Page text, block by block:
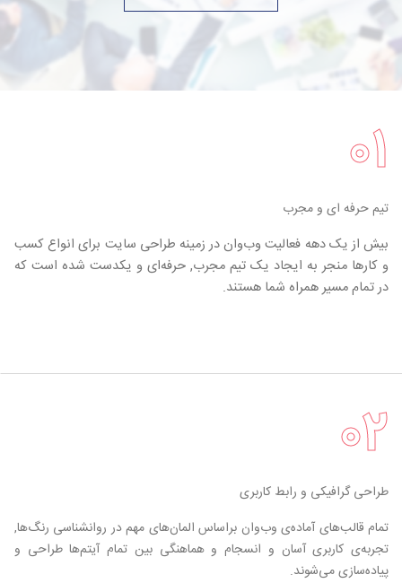
۰۱
تیم حرفه ای و مجرب
بیش از یک دهه فعالیت وب‌وان در زمینه طراحی سایت برای انواع کسب
و کارها منجر به ایجاد یک تیم مجرب, حرفه‌ای و یکدست شده است که
در تمام مسیر همراه شما هستند.
۰۲
طراحی گرافیکی و رابط کاربری
تمام قالب‌های آماده‌ی وب‌وان براساس المان‌های مهم در روانشناسی رنگ‌ها,
تجربه‌ی کاربری آسان و انسجام و هماهنگی بین تمام آیتم‌ها طراحی و
پیاده‌سازی می‌شوند.